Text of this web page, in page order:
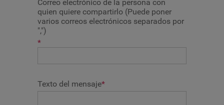
Correo electrónico de la persona con
quien quiere compartirlo (Puede poner
varios correos electrónicos separados por
",")
*
Texto del mensaje*